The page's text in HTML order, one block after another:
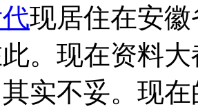
现居住在安
。现在资料
实不妥。现